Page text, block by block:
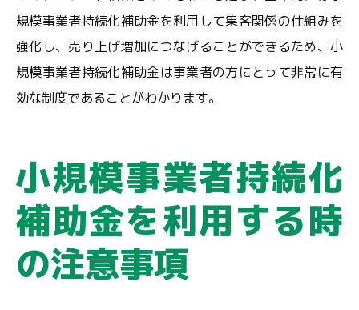
規模事業者持続化補助金を利用して集客関係の仕組みを
強化し、売り上げ増加につなげることができるため、小
規模事業者持続化補助金は事業者の方にとって非常に有
効な制度であることがわかります。
小規模事業者持続化
補助金を利用する時
の注意事項